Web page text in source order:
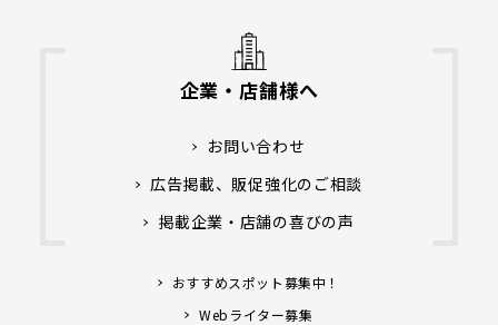
企業・店舗様へ
お問い合わせ
広告掲載、販促強化のご相談
掲載企業・店舗の喜びの声
おすすめスポット募集中！
Webライター募集